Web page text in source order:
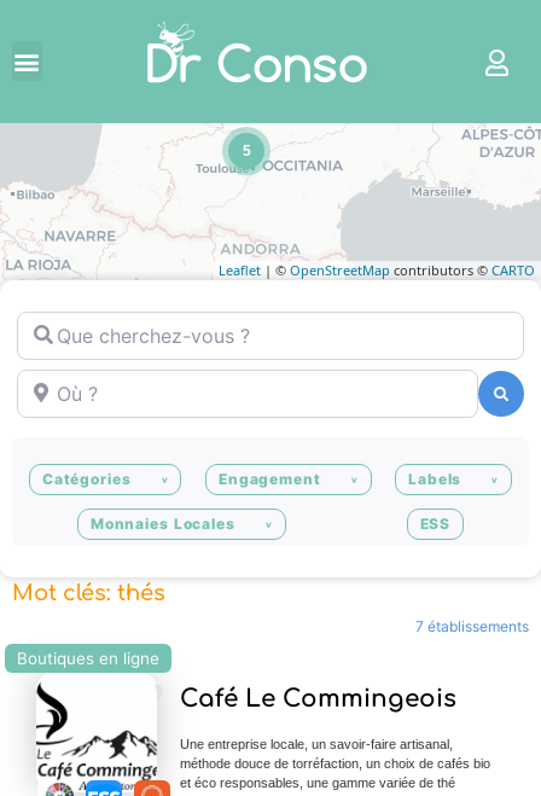
5
Leaflet | © OpenStreetMap contributors © CARTO
Que cherchez-vous ?
Où ?
Catégories Engagement Labels
Monnaies Locales ESS
Mot clés: thés
7 établissements
Boutiques en ligne
Café Le Commingeois
Une entreprise locale, un savoir-faire artisanal,
méthode douce de torréfaction, un choix de cafés bio
et éco responsables, une gamme variée de thé